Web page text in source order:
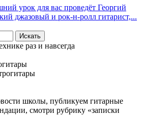
урок для вас проведёт Георгий
джазовый и рок-н-ролл гитарист,...
Искать
раз и навсегда
школы, публикуем гитарные
смотри рубрику «записки